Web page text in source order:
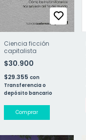
Ciencia ficción
capitalista
$30.900
$29.355 con
Transferencia o
depósito bancario